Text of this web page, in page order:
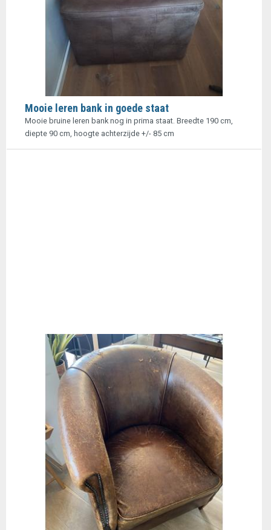
Mooie leren bank in goede staat
Mooie bruine leren bank nog in prima staat. Breedte 190 cm,
diepte 90 cm, hoogte achterzijde +/- 85 cm